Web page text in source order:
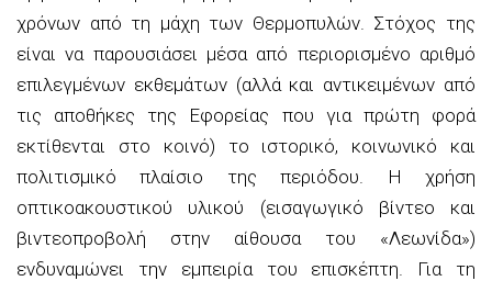
χρόνων από τη μάχη των Θερμοπυλών. Στόχος της
είναι να παρουσιάσει μέσα από περιορισμένο αριθμό
επιλεγμένων εκθεμάτων (αλλά και αντικειμένων από
τις αποθήκες της Εφορείας που για πρώτη φορά
εκτίθενται στο κοινό) το ιστορικό, κοινωνικό και
πολιτισμικό πλαίσιο της περιόδου. Η χρήση
οπτικοακουστικού υλικού (εισαγωγικό βίντεο και
βιντεοπροβολή στην αίθουσα του «Λεωνίδα»)
ενδυναμώνει την εμπειρία του επισκέπτη. Για τη